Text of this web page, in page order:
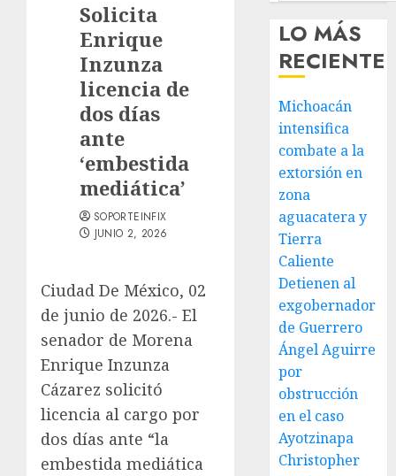
Solicita
Enrique
Inzunza
licencia de
dos días
ante
‘embestida
mediática’
SOPORTEINFIX
JUNIO 2, 2026
Ciudad De México, 02
de junio de 2026.- El
senador de Morena
Enrique Inzunza
Cázarez solicitó
licencia al cargo por
dos días ante “la
embestida mediática
LO MÁS
RECIENTE
Michoacán
intensifica
combate a la
extorsión en
zona
aguacatera y
Tierra
Caliente
Detienen al
exgobernador
de Guerrero
Ángel Aguirre
por
obstrucción
en el caso
Ayotzinapa
Christopher